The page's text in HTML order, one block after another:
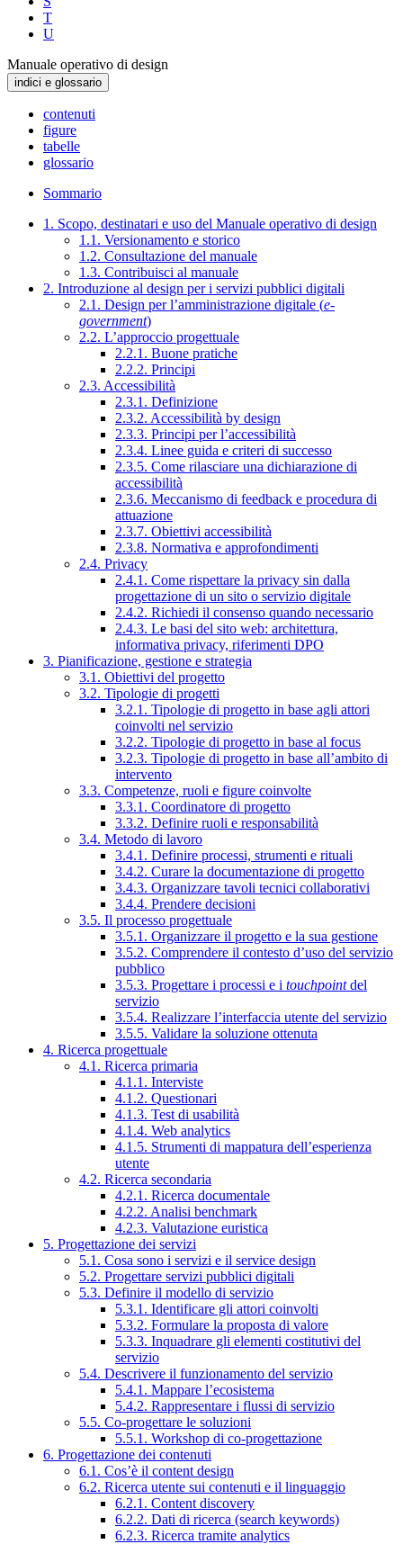
T
U
Manuale operativo di design
indici e glossario
contenuti
figure
tabelle
glossario
Sommario
1. Scopo, destinatari e uso del Manuale operativo di design
1.1. Versionamento e storico
1.2. Consultazione del manuale
1.3. Contribuisci al manuale
2. Introduzione al design per i servizi pubblici digitali
2.1. Design per l’amministrazione digitale (e-
government)
2.2. L’approccio progettuale
2.2.1. Buone pratiche
2.2.2. Principi
2.3. Accessibilità
2.3.1. Definizione
2.3.2. Accessibilità by design
2.3.3. Principi per l’accessibilità
2.3.4. Linee guida e criteri di successo
2.3.5. Come rilasciare una dichiarazione di
accessibilità
2.3.6. Meccanismo di feedback e procedura di
attuazione
2.3.7. Obiettivi accessibilità
2.3.8. Normativa e approfondimenti
2.4. Privacy
2.4.1. Come rispettare la privacy sin dalla
progettazione di un sito o servizio digitale
2.4.2. Richiedi il consenso quando necessario
2.4.3. Le basi del sito web: architettura,
informativa privacy, riferimenti DPO
3. Pianificazione, gestione e strategia
3.1. Obiettivi del progetto
3.2. Tipologie di progetti
3.2.1. Tipologie di progetto in base agli attori
coinvolti nel servizio
3.2.2. Tipologie di progetto in base al focus
3.2.3. Tipologie di progetto in base all’ambito di
intervento
3.3. Competenze, ruoli e figure coinvolte
3.3.1. Coordinatore di progetto
3.3.2. Definire ruoli e responsabilità
3.4. Metodo di lavoro
3.4.1. Definire processi, strumenti e rituali
3.4.2. Curare la documentazione di progetto
3.4.3. Organizzare tavoli tecnici collaborativi
3.4.4. Prendere decisioni
3.5. Il processo progettuale
3.5.1. Organizzare il progetto e la sua gestione
3.5.2. Comprendere il contesto d’uso del servizio
pubblico
3.5.3. Progettare i processi e i touchpointdel
servizio
3.5.4. Realizzare l’interfaccia utente del servizio
3.5.5. Validare la soluzione ottenuta
4. Ricerca progettuale
4.1. Ricerca primaria
4.1.1. Interviste
4.1.2. Questionari
4.1.3. Test di usabilità
4.1.4. Web analytics
4.1.5. Strumenti di mappatura dell’esperienza
utente
4.2. Ricerca secondaria
4.2.1. Ricerca documentale
4.2.2. Analisi benchmark
4.2.3. Valutazione euristica
5. Progettazione dei servizi
5.1. Cosa sono i servizi e il service design
5.2. Progettare servizi pubblici digitali
5.3. Definire il modello di servizio
5.3.1. Identificare gli attori coinvolti
5.3.2. Formulare la proposta di valore
5.3.3. Inquadrare gli elementi costitutivi del
servizio
5.4. Descrivere il funzionamento del servizio
5.4.1. Mappare l’ecosistema
5.4.2. Rappresentare i flussi di servizio
5.5. Co-progettare le soluzioni
5.5.1. Workshop di co-progettazione
6. Progettazione dei contenuti
6.1. Cos’è il content design
6.2. Ricerca utente sui contenuti e il linguaggio
6.2.1. Content discovery
6.2.2. Dati di ricerca (search keywords)
6.2.3. Ricerca tramite analytics